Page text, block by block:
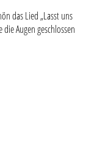
das Lied „Lasst uns
Augen geschlossen